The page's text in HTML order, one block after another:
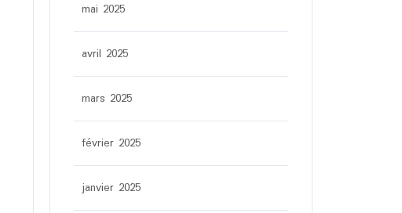
mai 2025
avril 2025
mars 2025
février 2025
janvier 2025